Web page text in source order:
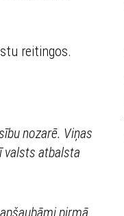
reitingos.
nozarē. Viņas
valsts atbalsta
pirmā